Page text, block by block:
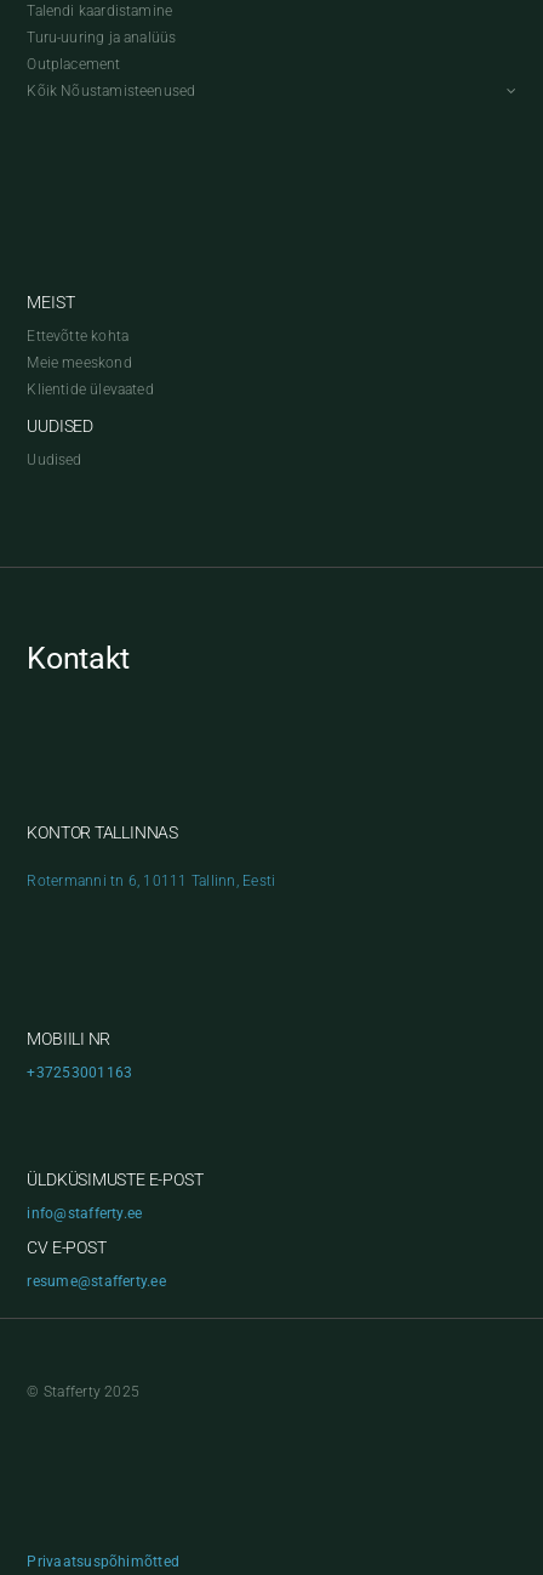
Talendi kaardistamine
Turu-uuring ja analüüs
Outplacement
Kõik Nõustamisteenused
MEIST
Ettevõtte kohta
Meie meeskond
Klientide ülevaated
UUDISED
Uudised
Kontakt
KONTOR TALLINNAS
Rotermanni tn 6, 10111 Tallinn, Eesti
MOBIILI NR
+37253001163
ÜLDKÜSIMUSTE E-POST
info@stafferty.ee
CV E-POST
resume@stafferty.ee
© Stafferty 2025
Privaatsuspõhimõtted